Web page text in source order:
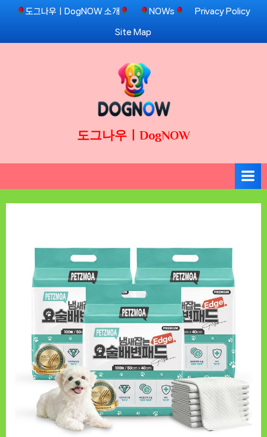
Skip
content
도그나우ㅣDogNOW 소개 NOWs Privacy Policy
Site Map
도그나우ㅣDogNOW